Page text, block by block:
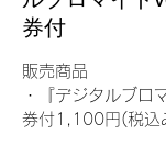
券付
販売商品
・『デジタルブロ
券付1,100円(税込